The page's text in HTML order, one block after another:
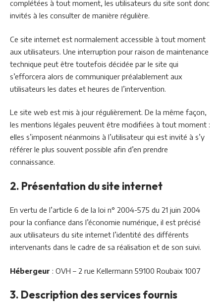
complétées à tout moment, les utilisateurs du site sont donc
invités à les consulter de manière régulière.
Ce site internet est normalement accessible à tout moment
aux utilisateurs. Une interruption pour raison de maintenance
technique peut être toutefois décidée par le site qui
s’efforcera alors de communiquer préalablement aux
utilisateurs les dates et heures de l’intervention.
Le site web est mis à jour régulièrement. De la même façon,
les mentions légales peuvent être modifiées à tout moment :
elles s’imposent néanmoins à l’utilisateur qui est invité à s’y
référer le plus souvent possible afin d’en prendre
connaissance.
2. Présentation du site internet
En vertu de l’article 6 de la loi n° 2004-575 du 21 juin 2004
pour la confiance dans l’économie numérique, il est précisé
aux utilisateurs du site internet l’identité des différents
intervenants dans le cadre de sa réalisation et de son suivi.
Hébergeur : OVH – 2 rue Kellermann 59100 Roubaix 1007
3. Description des services fournis